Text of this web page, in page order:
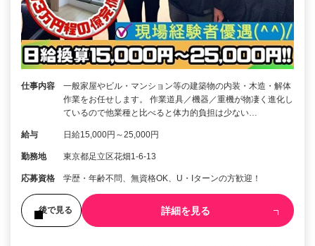
仕事内容
一般家屋やビル・マンション等の建築物の内装・木造・解体
作業をお任せします。 作業道具／機器／重機が物凄く進化し
ているので他業種と比べると体力的負担は少ない…
給与 日給15,000円～25,000円
勤務地 東京都足立区花畑1-6-13
応募資格 学歴・年齢不問、無資格OK、U・Iターンの方歓迎！
後で見る 詳細を見る